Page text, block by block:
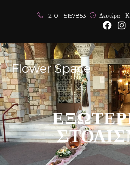
210 - 5157853 Δευτέρα -
Flower Space